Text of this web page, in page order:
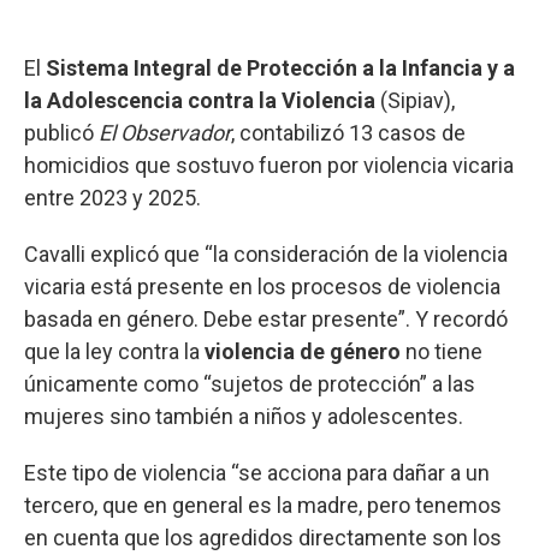
El Sistema Integral de Protección a la Infancia y a
la Adolescencia contra la Violencia (Sipiav),
publicó El Observador, contabilizó 13 casos de
homicidios que sostuvo fueron por violencia vicaria
entre 2023 y 2025.
Cavalli explicó que “la consideración de la violencia
vicaria está presente en los procesos de violencia
basada en género. Debe estar presente”. Y recordó
que la ley contra la violencia de género no tiene
únicamente como “sujetos de protección” a las
mujeres sino también a niños y adolescentes.
Este tipo de violencia “se acciona para dañar a un
tercero, que en general es la madre, pero tenemos
en cuenta que los agredidos directamente son los